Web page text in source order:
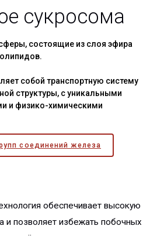
сукросома
состоящие из слоя эфира
собой транспортную систему
структуры, с уникальными
и физико-химическими
соединений железа
обеспечивает высокую
и позволяет избежать побочных